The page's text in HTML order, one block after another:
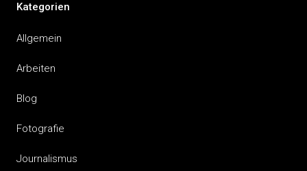
Kategorien
Allgemein
Arbeiten
Blog
Fotografie
Journalismus